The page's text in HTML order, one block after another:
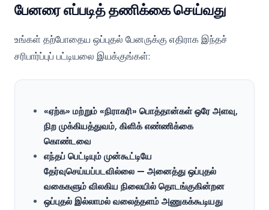
பேனரை எப்படித் தணிக்கை செய்வது
உங்கள் தற்போதைய ஒப்புதல் பேனருக்கு எதிராக இந்தச்
சரிபார்ப்புப் பட்டியலை இயக்குங்கள்:
«ஏற்க» மற்றும் «நிராகரி» பொத்தான்கள் ஒரே அளவு,
நிற முக்கியத்துவம், கிளிக் எண்ணிக்கை
கொண்டவை
எந்தப் பெட்டியும் முன்கூட்டியே
தேர்வுசெய்யப்படவில்லை — அனைத்து ஒப்புதல்
வகைகளும் விலகிய நிலையில் தொடங்குகின்றன
ஒப்புதல் இல்லாமல் வலைத்தளம் அணுகக்கூடியது